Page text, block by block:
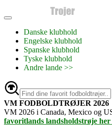
Danske klubhold
Engelske klubhold
Spanske klubhold
Tyske klubhold
Andre lande >>
VM FODBOLDTRØJER 2026
VM 2026 i Canada, Mexico og
favoritlands landsholdstrøje her